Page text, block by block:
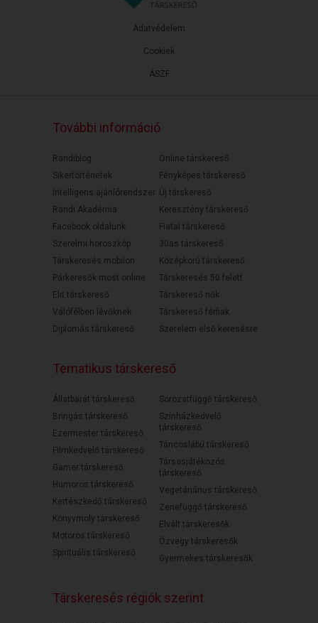
ÁSZF
Adatvédelem
Cookiek
További információ
Randiblog
Sikertörténetek
Intelligens ajánlórendszer
Randi Akadémia
Facebook oldalunk
Szerelmi horoszkóp
Társkeresés mobilon
Párkeresők most online
Elit társkereső
Válófélben lévőknek
Diplomás társkereső
Online társkereső
Fényképes társkereső
Új társkereső
Keresztény társkereső
Fiatal társkereső
30as társkereső
Középkorú társkereső
Társkeresés 50 felett
Társkereső nők
Társkereső férfiak
Szerelem első keresésre
Tematikus társkereső
Állatbarát társkereső
Bringás társkereső
Ezermester társkereső
Filmkedvelő társkereső
Gamer társkereső
Humoros társkereső
Kertészkedő társkereső
Könyvmoly társkereső
Motoros társkereső
Spirituális társkereső
Sorozatfüggő társkereső
Színházkedvelő
társkereső
Táncoslábú társkereső
Társasjátékozós
társkereső
Vegetáriánus társkereső
Zenefüggő társkereső
Elvált társkeresők
Özvegy társkeresők
Gyermekes társkeresők
Társkeresés régiók szerint